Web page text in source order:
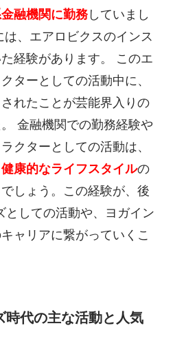
融機関に勤務していまし
、エアロビクスのインス
経験があります。 このエ
ターとしての活動中に、
れたことが芸能界入りの
金融機関での勤務経験や
クターとしての活動は、
康的なライフスタイルの
しょう。この経験が、後
としての活動や、ヨガイン
ャリアに繋がっていくこ
時代の主な活動と人気